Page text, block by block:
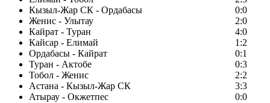
Кызыл-Жар СК - Ордабасы
0:0
Женис - Улытау
2:0
Кайрат - Туран
4:0
Кайсар - Елимай
1:2
Ордабасы - Кайрат
0:1
Туран - Актобе
0:3
Тобол - Женис
2:2
Астана - Кызыл-Жар СК
3:3
Атырау - Окжетпес
0:0